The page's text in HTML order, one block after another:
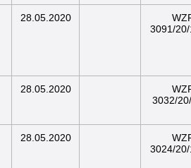
28.05.2020
3091/
28.05.2020
3032/
28.05.2020
3024/